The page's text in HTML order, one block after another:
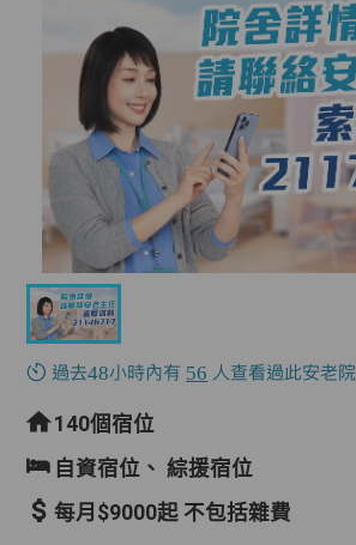
過去48小時內有 56 人查看過此安老院
140個宿位
自資宿位、綜援宿位
每月$9000起 不包括雜費